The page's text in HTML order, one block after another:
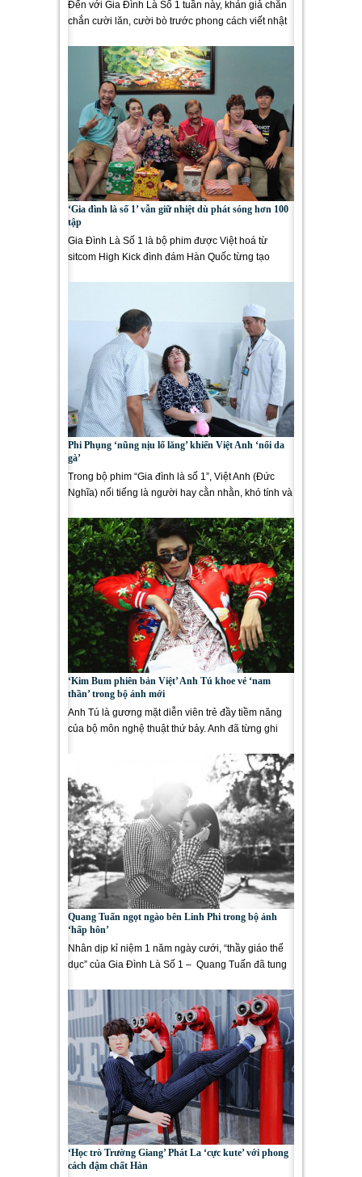
Đến với Gia Đình Là Số 1 tuần này, khán giả chắn
chắn cười lăn, cười bò trước phong cách viết nhật
‘Gia đình là số 1’ vẫn giữ nhiệt dù phát sóng hơn 100
tập
Gia Đình Là Số 1 là bộ phim được Việt hoá từ
sitcom High Kick đình đám Hàn Quốc từng tạo
Phi Phụng ‘nũng nịu lố lăng’ khiến Việt Anh ‘nổi da
gà’
Trong bộ phim “Gia đình là số 1”, Việt Anh (Đức
Nghĩa) nổi tiếng là người hay cằn nhằn, khó tính và
‘Kim Bum phiên bản Việt’ Anh Tú khoe vẻ ‘nam
thần’ trong bộ ảnh mới
Anh Tú là gương mặt diễn viên trẻ đầy tiềm năng
của bộ môn nghệ thuật thứ bảy. Anh đã từng ghi
Quang Tuấn ngọt ngào bên Linh Phi trong bộ ảnh
‘hấp hôn’
Nhân dịp kỉ niệm 1 năm ngày cưới, “thầy giáo thể
dục” của Gia Đình Là Số 1 – Quang Tuấn đã tung
‘Học trò Trường Giang’ Phát La ‘cực kute’ với phong
cách đậm chất Hàn